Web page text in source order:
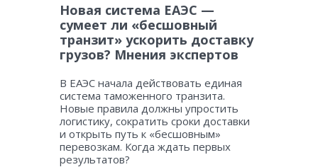
Новая система ЕАЭС —
сумеет ли «бесшовный
транзит» ускорить доставку
грузов? Мнения экспертов
В ЕАЭС начала действовать единая
система таможенного транзита.
Новые правила должны упростить
логистику, сократить сроки доставки
и открыть путь к «бесшовным»
перевозкам. Когда ждать первых
результатов?